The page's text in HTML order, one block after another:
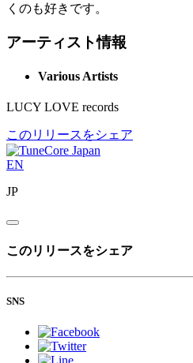
くのも好きです。
アーティスト情報
Various Artists
LUCY LOVE records
このリリースをシェア
EN
JP
このリリースをシェア
SNS